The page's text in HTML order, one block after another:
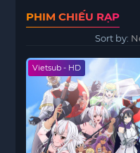
PHIM CHIẾU RẠP
Sort by:
Vietsub - HD